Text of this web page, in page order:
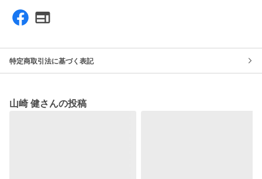
特定商取引法に基づく表記
山崎 健さんの投稿